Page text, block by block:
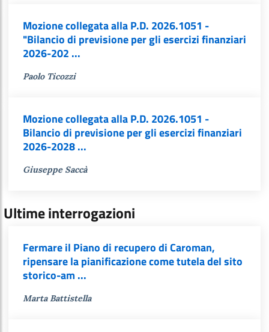
Mozione collegata alla P.D. 2026.1051 -
"Bilancio di previsione per gli esercizi finanziari
2026-202 ...
Paolo Ticozzi
Mozione collegata alla P.D. 2026.1051 -
Bilancio di previsione per gli esercizi finanziari
2026-2028 ...
Giuseppe Saccà
Ultime interrogazioni
Fermare il Piano di recupero di Caroman,
ripensare la pianificazione come tutela del sito
storico-am ...
Marta Battistella